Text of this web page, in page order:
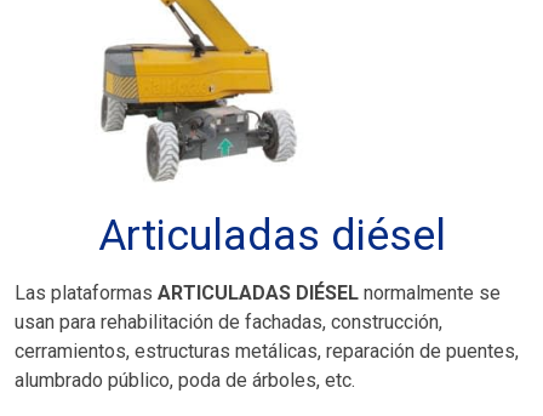
Articuladas diésel
Las plataformas ARTICULADAS DIÉSEL normalmente se
usan para rehabilitación de fachadas, construcción,
cerramientos, estructuras metálicas, reparación de puentes,
alumbrado público, poda de árboles, etc.